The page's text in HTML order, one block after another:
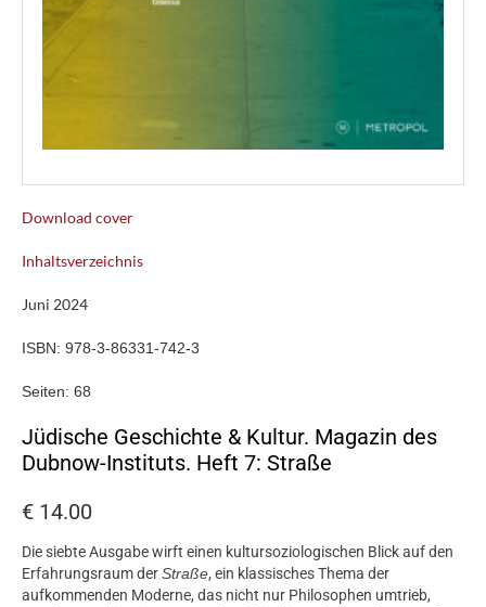
Download cover
Inhaltsverzeichnis
Juni 2024
ISBN: 978-3-86331-742-3
Seiten: 68
Jüdische Geschichte & Kultur. Magazin des
Dubnow-Instituts. Heft 7: Straße
€ 14.00
Die siebte Ausgabe wirft einen kultursoziologischen Blick auf den
Erfahrungsraum derStraße, ein klassisches Thema der
aufkommenden Moderne, das nicht nur Philosophen umtrieb,